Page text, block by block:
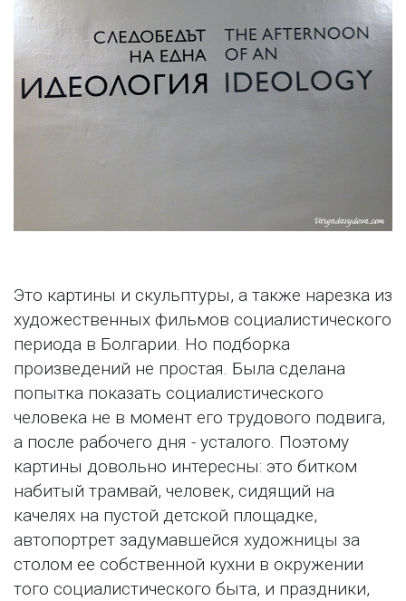
Это картины и скульптуры, а также нарезка из
художественных фильмов социалистического
периода в Болгарии. Но подборка
произведений не простая. Была сделана
попытка показать социалистического
человека не в момент его трудового подвига,
а после рабочего дня - усталого. Поэтому
картины довольно интересны: это битком
набитый трамвай, человек, сидящий на
качелях на пустой детской площадке,
автопортрет задумавшейся художницы за
столом ее собственной кухни в окружении
того социалистического быта, и праздники,